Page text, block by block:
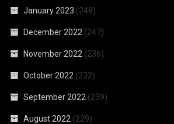
January 2023 (248)
December 2022 (247)
November 2022 (236)
October 2022 (232)
September 2022 (239)
August 2022 (229)